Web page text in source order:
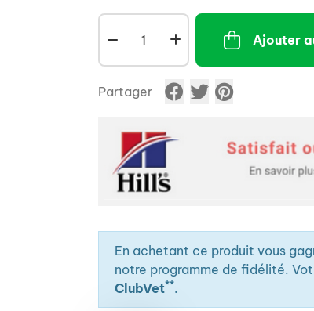
Ajouter
Partager
En achetant ce produit vous
notre programme de fidélité.
ClubVet**.